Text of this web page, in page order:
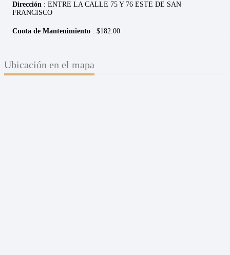
Dirección : ENTRE LA CALLE 75 Y 76 ESTE DE SAN
FRANCISCO
Cuota de Mantenimiento : $182.00
Ubicación en el mapa